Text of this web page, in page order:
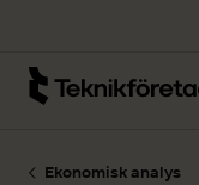
Ekonomisk analys